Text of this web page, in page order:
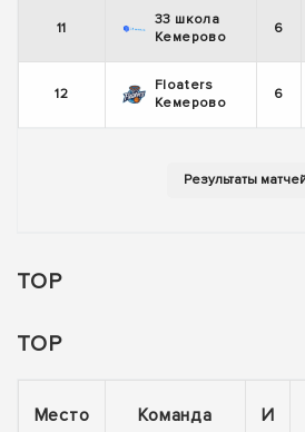
11
33 школа
Кемерово
6
12
Floaters
Кемерово
6
TOP
TOP
Место Команда И